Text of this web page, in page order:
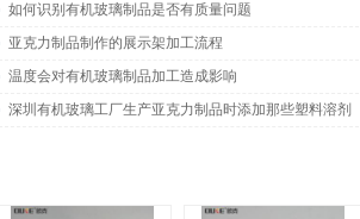
如何识别有机玻璃制品是否有质量问题
亚克力制品制作的展示架加工流程
温度会对有机玻璃制品加工造成影响
深圳有机玻璃工厂生产亚克力制品时添加那些塑料溶剂